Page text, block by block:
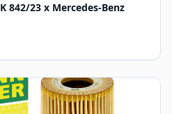
842/23 x Mercedes-Benz